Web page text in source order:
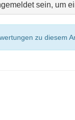
sein, um
zu diesem